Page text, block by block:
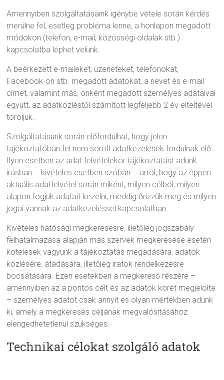
Amennyiben szolgáltatásaink igénybe vétele során kérdés
merülne fel, esetleg probléma lenne, a honlapon megadott
módokon (telefon, e-mail, közösségi oldalak stb.)
kapcsolatba léphet velünk.
A beérkezett e-maileket, üzeneteket, telefonokat,
Facebook-on stb. megadott adatokat, a nevet és e-mail
címet, valamint más, önként megadott személyes adataival
együtt, az adatközléstől számított legfeljebb 2 év elteltével
töröljük.
Szolgáltatásunk során előfordulhat, hogy jelen
tájékoztatóban fel nem sorolt adatkezelések fordulnak elő.
Ilyen esetben az adat felvételekor tájékoztatást adunk
írásban – kivételes esetben szóban – arról, hogy az éppen
aktuális adatfelvétel során miként, milyen célból, milyen
alapon fogjuk adatait kezelni, meddig őrizzük meg és milyen
jogai vannak az adatkezeléssel kapcsolatban.
Kivételes hatósági megkeresésre, illetőleg jogszabály
felhatalmazása alapján más szervek megkeresése esetén
kötelesek vagyunk a tájékoztatás megadására, adatok
közlésére, átadására, illetőleg iratok rendelkezésre
bocsátására. Ezen esetekben a megkereső részére –
amennyiben az a pontos célt és az adatok körét megjelölte
– személyes adatot csak annyit és olyan mértékben adunk
ki, amely a megkeresés céljának megvalósításához
elengedhetetlenül szükséges.
Technikai célokat szolgáló adatok